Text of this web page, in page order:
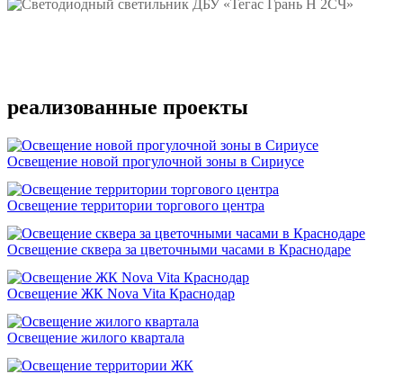
реализованные проекты
Освещение новой прогулочной зоны в Сириусе
Освещение территории торгового центра
Освещение сквера за цветочными часами в Краснодаре
Освещение ЖК Nova Vita Краснодар
Освещение жилого квартала